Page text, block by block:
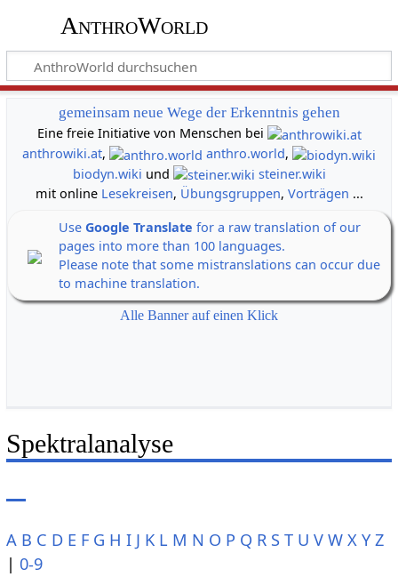
AnthroWorld
gemeinsam neue Wege der Erkenntnis gehen
Eine freie Initiative von Menschen bei
anthrowiki.at, anthro.world,
biodyn.wiki und
steiner.wiki
mit online Lesekreisen, Übungsgruppen, Vorträgen ...
Use Google Translate for a raw translation of our
pages into more than 100 languages.
Please note that some mistranslations can occur due
to machine translation.
Alle Banner auf einen Klick
Spektralanalyse
A B C D E F G H I J K L M N O P Q R S T U V W X Y Z
| 0-9